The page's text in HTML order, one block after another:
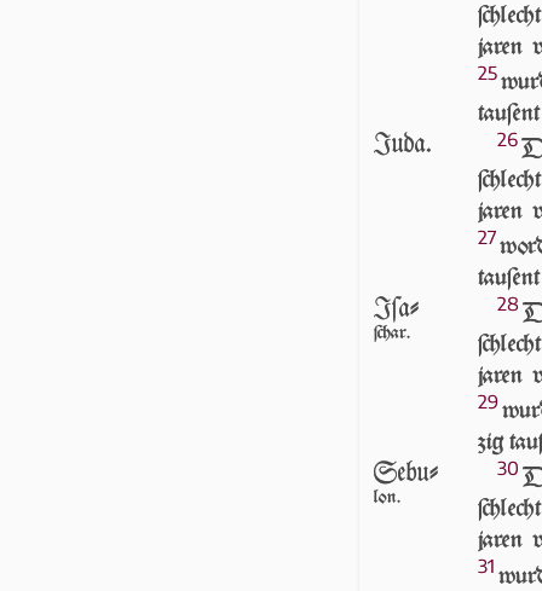
jaren
25
Juda. 26
jaren
27
Iſa-
ſchar.
28
jaren
29
zig
Sebu-
lon.
30
jaren
31